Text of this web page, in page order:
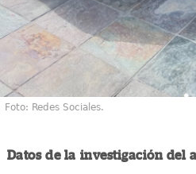
Foto: Redes Sociales.
Datos de la investigación del